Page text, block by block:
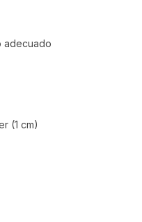
adecuado
(1 cm)